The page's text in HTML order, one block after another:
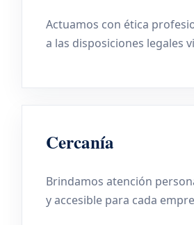
Actuamos con ética
a las disposiciones legales
Cercanía
Brindamos atención
y accesible para cada